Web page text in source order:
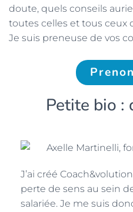
doute, quels conseils
toutes celles et tous ceux
Je suis preneuse de vos
Petite bio :
J’ai créé
perte de sens au sein
salariée. Je me suis